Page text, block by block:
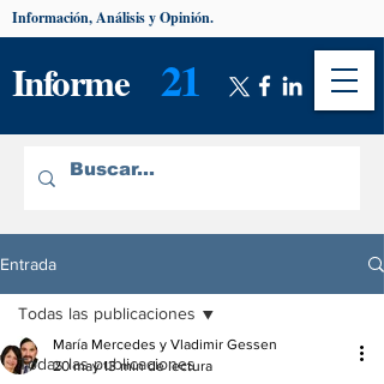
Informe 21
Información, Análisis y Opinión.
Entrada
Todas las publicaciones
Todas las publicaciones
María Mercedes y Vladimir Gessen
20 may 13 min de lectura